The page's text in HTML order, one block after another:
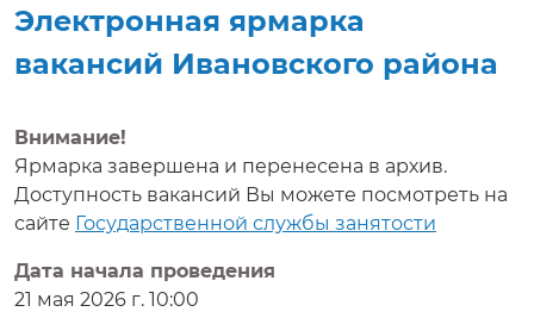
Электронная ярмарка
вакансий Ивановского района
Внимание!
Ярмарка завершена и перенесена в архив.
Доступность вакансий Вы можете посмотреть на
сайте Государственной службы занятости
Дата начала проведения
21 мая 2026 г. 10:00